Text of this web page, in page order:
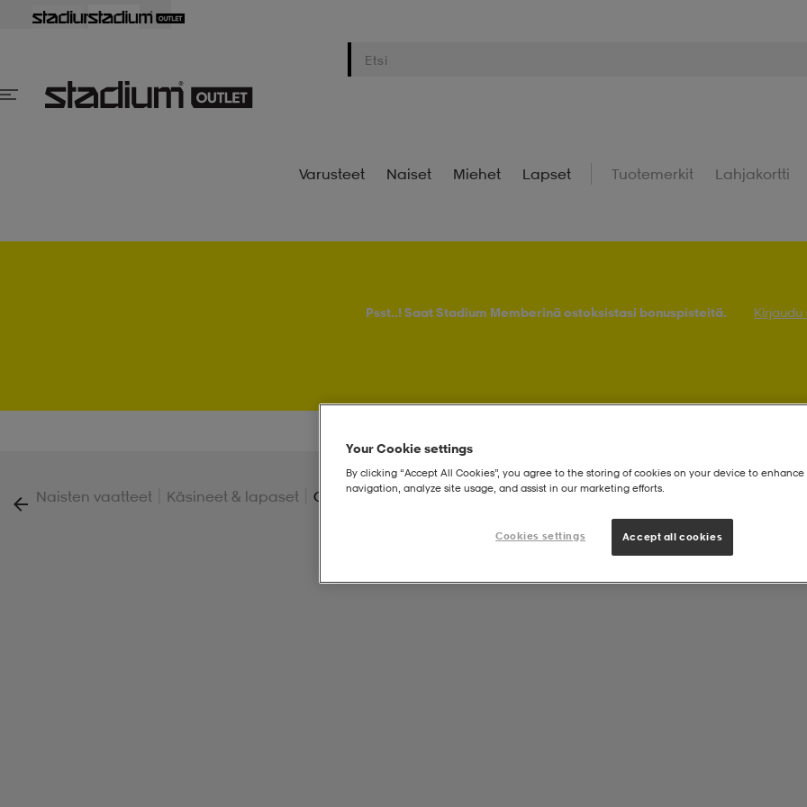
Varusteet Naiset Miehet Lapset Tuotemerkit Lahjakortti
Psst..! Saat Stadium Memberinä ostoksistasi bonuspisteitä. Kirjaudu
Naisten vaatteet Käsineet & lapaset Claw Sälen U
Your Cookie settings
By clicking “Accept All Cookies”, you agree to the storing of cookies on your device to enhance
navigation, analyze site usage, and assist in our marketing efforts.
Cookies settings Accept all cookies